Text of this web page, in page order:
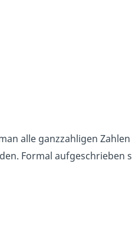
alle ganzzahligen
Formal aufgeschrieben